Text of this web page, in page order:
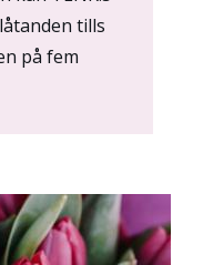
tills
på fem